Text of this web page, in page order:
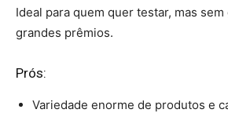
Ideal para quem quer testar, mas sem
grandes prêmios.
Prós:
Variedade enorme de produtos e